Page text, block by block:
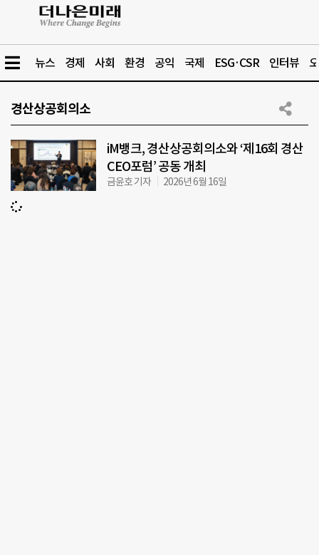
뉴스 경제 사회 환경 공익 국제 ESG·CSR 인터뷰
경산상공회의소
iM뱅크, 경산상공회의소와 ‘제16회 경산
CEO포럼’ 공동 개최
금윤호 기자 2026년 6월 16일